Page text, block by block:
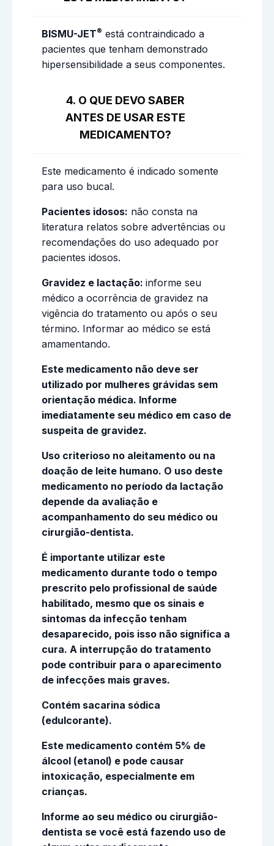
BISMU-JET® está contraindicado a
pacientes que tenham demonstrado
hipersensibilidade a seus componentes.
4. O QUE DEVO SABER
ANTES DE USAR ESTE
MEDICAMENTO?
Este medicamento é indicado somente
para uso bucal.
Pacientes idosos: não consta na
literatura relatos sobre advertências ou
recomendações do uso adequado por
pacientes idosos.
Gravidez e lactação: informe seu
médico a ocorrência de gravidez na
vigência do tratamento ou após o seu
término. Informar ao médico se está
amamentando.
Este medicamento não deve ser
utilizado por mulheres grávidas sem
orientação médica. Informe
imediatamente seu médico em caso de
suspeita de gravidez.
Uso criterioso no aleitamento ou na
doação de leite humano. O uso deste
medicamento no período da lactação
depende da avaliação e
acompanhamento do seu médico ou
cirurgião-dentista.
É importante utilizar este
medicamento durante todo o tempo
prescrito pelo profissional de saúde
habilitado, mesmo que os sinais e
sintomas da infecção tenham
desaparecido, pois isso não significa a
cura. A interrupção do tratamento
pode contribuir para o aparecimento
de infecções mais graves.
Contém sacarina sódica
(edulcorante).
Este medicamento contém 5% de
álcool (etanol) e pode causar
intoxicação, especialmente em
crianças.
Informe ao seu médico ou cirurgião-
dentista se você está fazendo uso de